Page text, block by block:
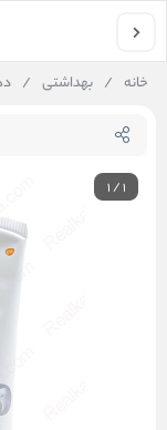
خانه / بهداشتی /
1/1